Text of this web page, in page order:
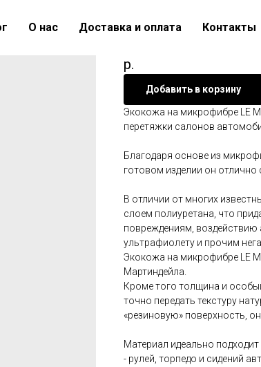
О нас Доставка и оплата Контакты
Артикул:2134d
р.
Добавить в корзину
Экокожа на микрофибре LE
перетяжки салонов
Благодаря основе из
готовом изделии он отлично
В отличии от многих
слоем полиуретана, что
повреждениям, воздействию
ультрафиолету и прочим
Экокожа на микрофибре LE
Мартиндейла.
Кроме того толщина и
точно передать текстуру
«резиновую» поверхность,
Материал идеально подходит
- рулей, торпедо и сидений